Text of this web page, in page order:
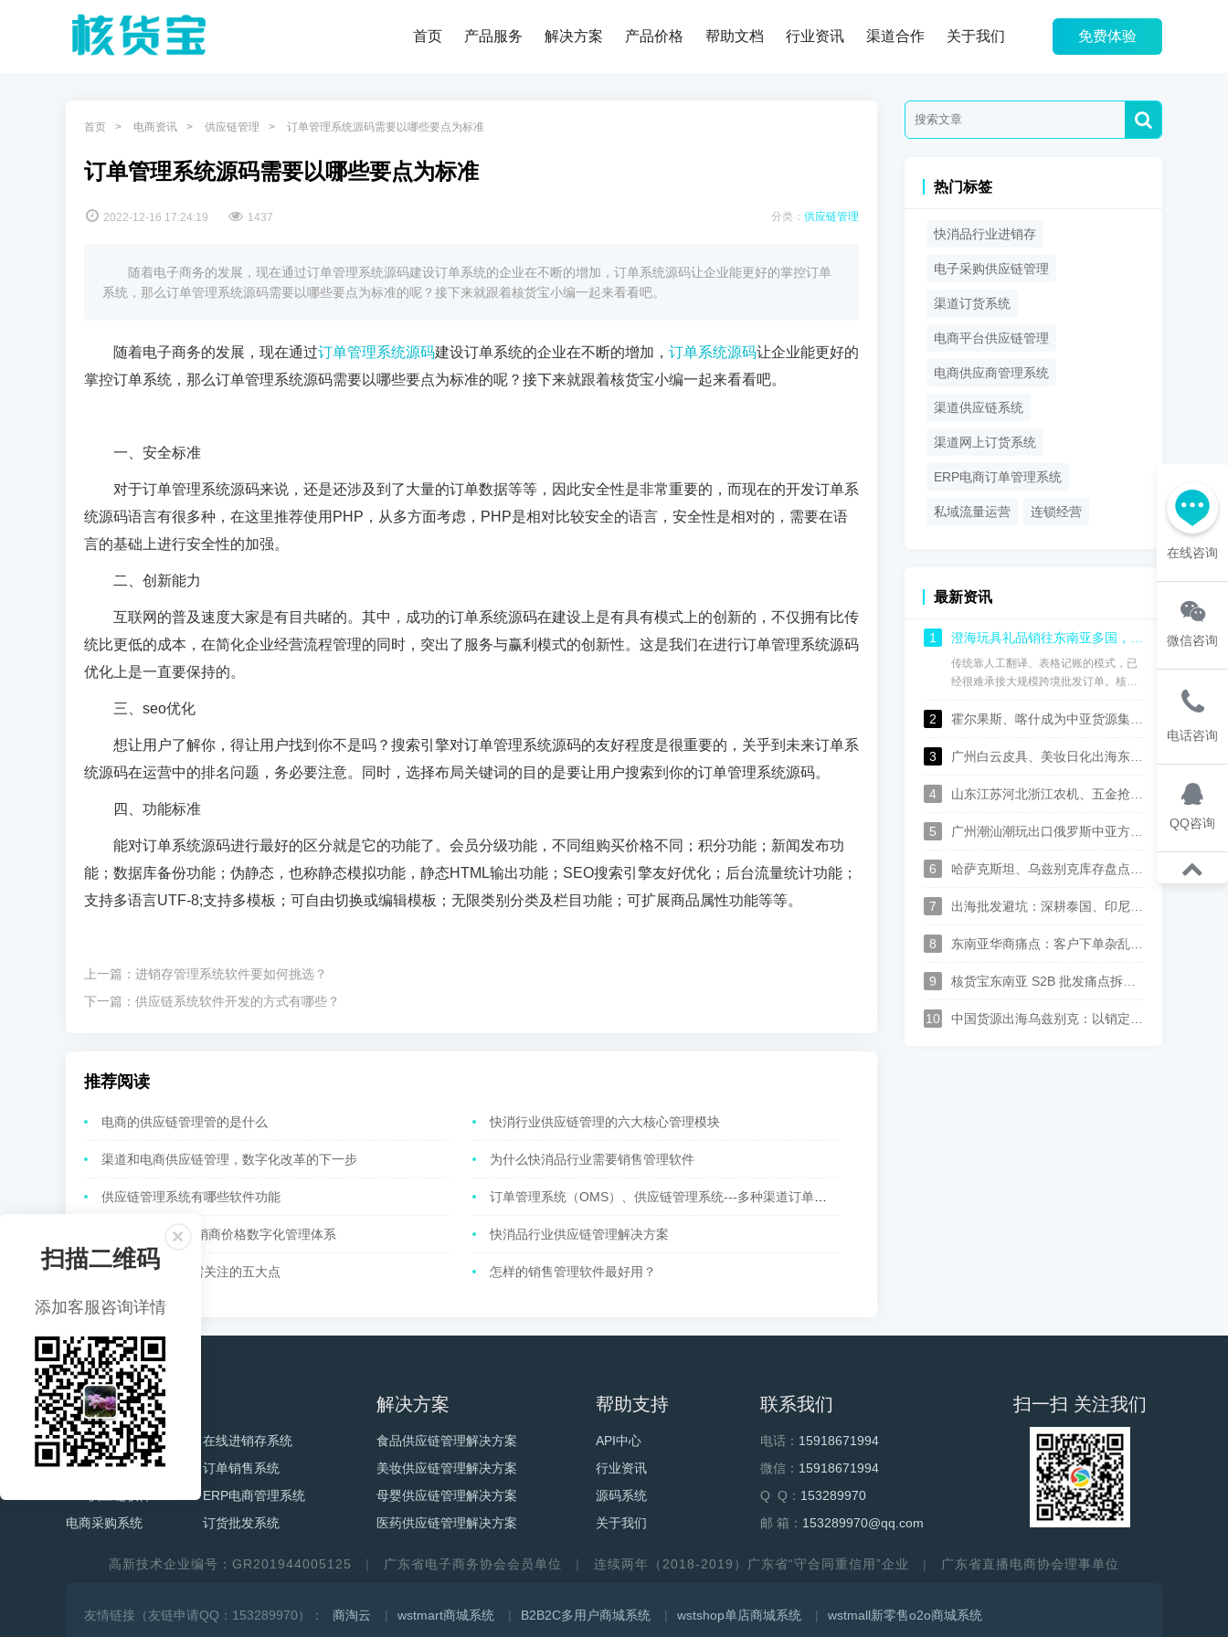
免费体验
首页 产品服务 解决方案 产品价格 帮助文档 行业资讯 渠道合作 关于我们
首页 电商资讯 供应链管理 订单管理系统源码需要以哪些要点为标准
订单管理系统源码需要以哪些要点为标准
2022-12-16 17:24:19 1437 分类： 供应链管理
随着电子商务的发展，现在通过订单管理系统源码建设订单系统的企业在不断的增加，订单系统源码让企业能更好的掌控订单
系统，那么订单管理系统源码需要以哪些要点为标准的呢？接下来就跟着核货宝小编一起来看看吧。
随着电子商务的发展，现在通过订单管理系统源码建设订单系统的企业在不断的增加， 订单系统源码让企业能更好的
掌控订单系统，那么订单管理系统源码需要以哪些要点为标准的呢？接下来就跟着核货宝小编一起来看看吧。
一、安全标准
对于订单管理系统源码来说，还是还涉及到了大量的订单数据等等，因此安全性是非常重要的，而现在的开发订单系
统源码语言有很多种，在这里推荐使用PHP，从多方面考虑，PHP是相对比较安全的语言，安全性是相对的，需要在语
言的基础上进行安全性的加强。
二、创新能力
互联网的普及速度大家是有目共睹的。其中，成功的订单系统源码在建设上是有具有模式上的创新的，不仅拥有比传
统比更低的成本，在简化企业经营流程管理的同时，突出了服务与赢利模式的创新性。这是我们在进行订单管理系统源码
优化上是一直要保持的。
三、seo优化
想让用户了解你，得让用户找到你不是吗？搜索引擎对订单管理系统源码的友好程度是很重要的，关乎到未来订单系
统源码在运营中的排名问题，务必要注意。同时，选择布局关键词的目的是要让用户搜索到你的订单管理系统源码。
四、功能标准
能对订单系统源码进行最好的区分就是它的功能了。会员分级功能，不同组购买价格不同；积分功能；新闻发布功
能；数据库备份功能；伪静态，也称静态模拟功能，静态HTML输出功能；SEO搜索引擎友好优化；后台流量统计功能；
支持多语言UTF-8;支持多模板；可自由切换或编辑模板；无限类别分类及栏目功能；可扩展商品属性功能等等。
上一篇： 进销存管理系统软件要如何挑选？
下一篇： 供应链系统软件开发的方式有哪些？
推荐阅读
电商的供应链管理管的是什么
渠道和电商供应链管理，数字化改革的下一步
供应链管理系统有哪些软件功能
价格管理系统-经销商价格数字化管理体系
快消供应链管理需关注的五大点
快消行业供应链管理的六大核心管理模块
为什么快消品行业需要销售管理软件
订单管理系统（OMS）、供应链管理系统---多种渠道订单管理，自动化处理
快消品行业供应链管理解决方案
怎样的销售管理软件最好用？
热门标签
快消品行业进销存
电子采购供应链管理
渠道订货系统
电商平台供应链管理
电商供应商管理系统
渠道供应链系统
渠道网上订货系统
ERP电商订单管理系统
私域流量运营 连锁经营
最新资讯
1 澄海玩具礼品销往东南亚多国，核货宝中英泰印尼马来语供应链批发系统实现订单高效协同管理
传统靠人工翻译、表格记账的模式，已
经很难承接大规模跨境批发订单。核货
发系统，针对澄海玩具礼品出海东南亚
总仓‑东南亚多国本地经销商‑线下门店”
言接单、多仓库存、订单协同、渠道管
外贸企业实现订单高效协同管理，降本
2 霍尔果斯、喀什成为中亚货源集散枢纽，核货宝中俄哈乌兹语供应链系统实现国内仓与海外仓数据互通
3 广州白云皮具、美妆日化出海东南亚：核货宝中英泰印尼中英泰印尼语供应链订货系统，实现渠道数字化管控
4 山东江苏河北浙江农机、五金抢抓中亚出口机遇，核货宝中俄哈乌兹语S2B2B供应链系统助力批发企业数字化转型
5 广州潮汕潮玩出口俄罗斯中亚方案：核货宝中俄哈语供应链批发系统赋能玩具行业数字化运营
6 哈萨克斯坦、乌兹别克库存盘点太麻烦？这套中俄哈语进销存，广州佛山可上门演示
7 出海批发避坑：深耕泰国、印尼、中亚华商，一套中英泰马来印尼俄哈语供应链系统打通跨境分销
8 东南亚华商痛点：客户下单杂乱、语言沟通难？多语言 S2B2B 订货系统解决方案
9 核货宝东南亚 S2B 批发痛点拆解--上游供应商对账、供货、履约实现全链路数字化
10 中国货源出海乌兹别克：以销定采中亚供应链落地，批发订单自动转采购、多供应商整单集货方案
在线咨询
微信咨询
电话咨询
QQ咨询
扫描二维码
添加客服咨询详情
电商产品
电商订单系统
在线进销存系统
订货B2B系统
订单销售系统
ERP电商管理系统
电商采购系统
订货批发系统
解决方案
食品供应链管理解决方案
美妆供应链管理解决方案
母婴供应链管理解决方案
医药供应链管理解决方案
帮助支持
API中心
行业资讯
源码系统
关于我们
联系我们
电话： 15918671994
微信： 15918671994
Q Q： 153289970
邮 箱： 153289970@qq.com
扫一扫 关注我们
高新技术企业编号：GR201944005125 广东省电子商务协会会员单位 连续两年（2018-2019）广东省“守合同重信用”企业 广东省直播电商协会理事单位
友情链接（友链申请QQ：153289970）： 商淘云 wstmart商城系统 B2B2C多用户商城系统 wstshop单店商城系统 wstmall新零售o2o商城系统